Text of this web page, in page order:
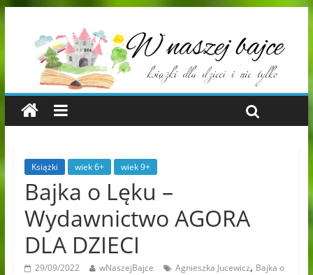
Książki wiek 6+ wiek 9+
Bajka o Lęku –
Wydawnictwo AGORA
DLA DZIECI
29/09/2022 wNaszejBajce Agnieszka Jucewicz, Bajka o